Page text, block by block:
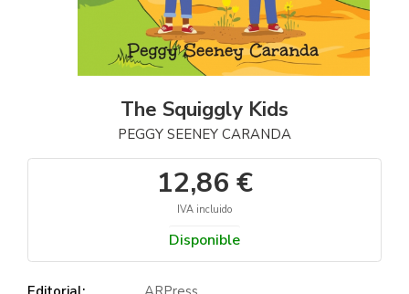
The Squiggly Kids
PEGGY SEENEY CARANDA
12,86 €
IVA incluido
Disponible